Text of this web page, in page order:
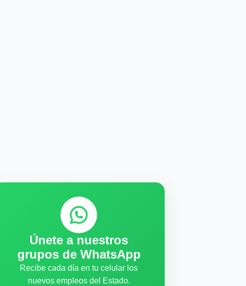
Únete a nuestros
grupos de WhatsApp
Recibe cada día en tu celular los
nuevos empleos del Estado.